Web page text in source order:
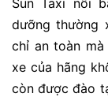
dưỡng thường
chỉ an toàn
xe của hãng
còn được đào